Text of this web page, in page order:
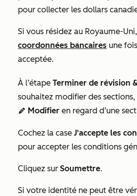
pour collecter les dollars
Si vous résidez au Royaume-Uni,
coordonnées bancaires une
acceptée.
À l’étape Terminer de révision
souhaitez modifier des sections,
edit Modifier en regard d’une
Cochez la case J'accepte les
pour accepter les conditions
Cliquez sur Soumettre.
Si votre identité ne peut être